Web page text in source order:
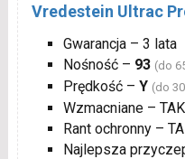
Vredestein Ultrac
Gwarancja – 3 lata
Nośność – 93 (do
Prędkość – Y (do
Wzmacniane – TAK
Rant ochronny –
Najlepsza